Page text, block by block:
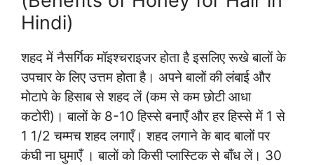
Hindi)
शहद में नैसर्गिक मॉइश्चराइजर होता है इसलिए रूखे बालों के
उपचार के लिए उत्तम होता है। अपने बालों की लंबाई और
मोटापे के हिसाब से शहद लें (कम से कम छोटी आधा
कटोरी)। बालों के 8-10 हिस्से बनाएँ और हर हिस्से में 1 से
1 1/2 चम्मच शहद लगाएँ। शहद लगाने के बाद बालों पर
कंघी ना घुमाएँ । बालों को किसी प्लास्टिक से बाँध लें। 30